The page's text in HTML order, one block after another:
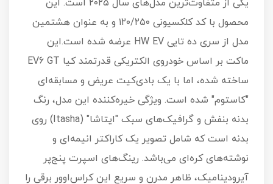
یکی از متفاوت‌ترین مدل‌های سال ۲۰۲۵ است. این
محصول با کد کلکسیونی ۱۲۰/۲۵۰ و به عنوان هشتمین
مدل از سری ده تایی HW EV عرضه شده است.این
ماکت بر اساس خودروی الکتریکی قدرتمند کیا EV6 GT
ساخته شده، اما با یک بادی‌کیت عریض و مسابقه‌ای
"کاستوم" شده است. ویژگی خیره‌کننده این مدل، رنگ
بدنه بنفش و گرافیک‌های سبک "ایتاشا" (Itasha) روی
بدنه است که شامل تصویر یک کاراکتر انیمه‌ای و
نوشته‌های کره‌ای می‌باشد. رینگ‌های اسپرت پنج‌پر
آیرودینامیک، ظاهر مدرن و سریع این کراس‌اوور برقی را